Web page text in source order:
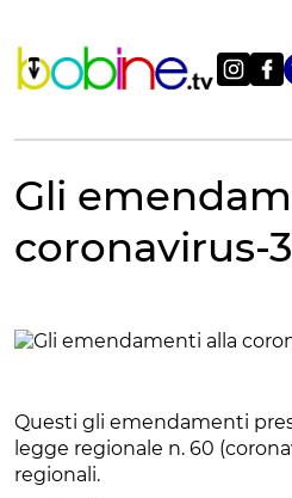
contenuto
Gli
coronavirus-3
Questi gli emendamenti
legge regionale n. 60
regionali.